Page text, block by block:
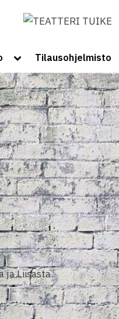
Toggle
menu
Tilausohjelmisto
ja Liisasta.